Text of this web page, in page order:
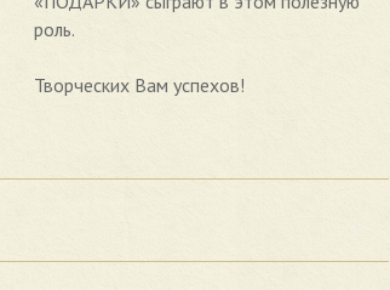
роль.
Творческих Вам успехов!